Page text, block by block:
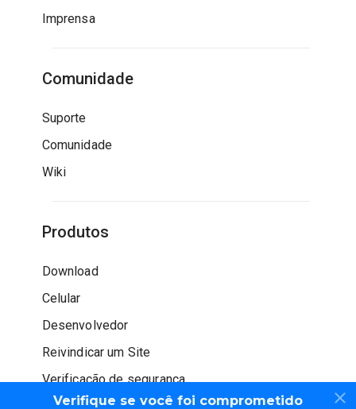
Verifique se você foi comprometido
Imprensa
Comunidade
Suporte
Comunidade
Wiki
Produtos
Download
Celular
Desenvolvedor
Reivindicar um Site
Verificação de segurança